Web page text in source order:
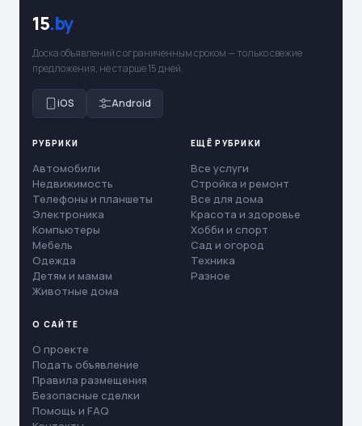
15.by
Доска объявлений с ограниченным сроком — только свежие
предложения, не старше 15 дней.
iOS Android
РУБРИКИ
Автомобили
Недвижимость
Телефоны и планшеты
Электроника
Компьютеры
Мебель
Одежда
Детям и мамам
Животные дома
ЕЩЁ РУБРИКИ
Все услуги
Стройка и ремонт
Все для дома
Красота и здоровье
Хобби и спорт
Сад и огород
Техника
Разное
О САЙТЕ
О проекте
Подать объявление
Правила размещения
Безопасные сделки
Помощь и FAQ